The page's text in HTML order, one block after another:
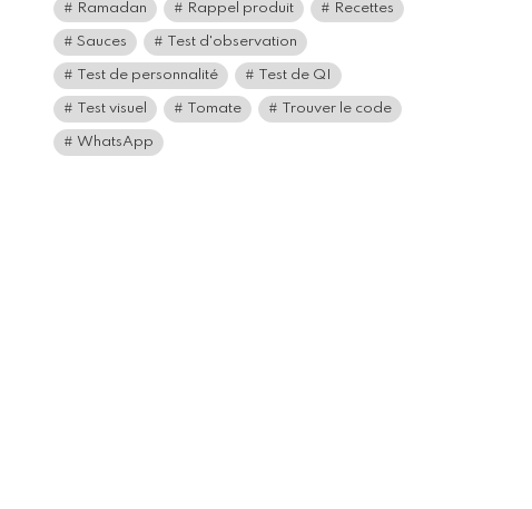
Ramadan Rappel produit Recettes
Sauces Test d'observation
Test de personnalité Test de QI
Test visuel Tomate Trouver le code
WhatsApp